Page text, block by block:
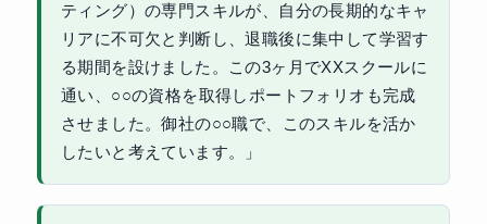
ティング）の専門スキルが、自分の長期的なキャ
リアに不可欠と判断し、退職後に集中して学習す
る期間を設けました。この3ヶ月でXXスクールに
通い、○○の資格を取得しポートフォリオも完成
させました。御社の○○職で、このスキルを活か
したいと考えています。」